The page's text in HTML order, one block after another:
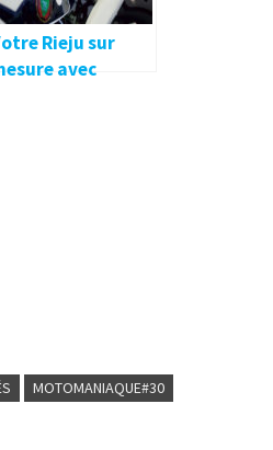
Rieju sur
avec
MOTOMANIAQUE#30